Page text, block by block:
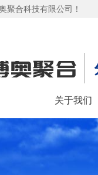
聚合科技有限公司！
关于我们